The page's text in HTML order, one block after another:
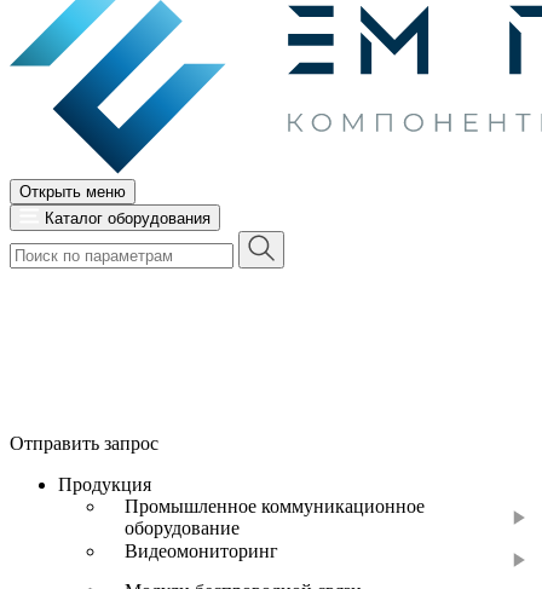
Открыть меню
Каталог оборудования
Отправить запрос
Продукция
Промышленное коммуникационное
оборудование
Видеомониторинг